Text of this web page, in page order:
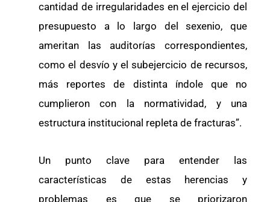
cantidad de irregularidades en el ejercicio del
presupuesto a lo largo del sexenio, que
ameritan las auditorías correspondientes,
como el desvío y el subejercicio de recursos,
más reportes de distinta índole que no
cumplieron con la normatividad, y una
estructura institucional repleta de fracturas”.
Un punto clave para entender las
características de estas herencias y
problemas es que se priorizaron